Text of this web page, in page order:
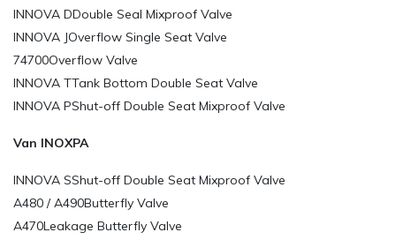
INNOVA DDouble Seal Mixproof Valve
INNOVA JOverflow Single Seat Valve
74700Overflow Valve
INNOVA TTank Bottom Double Seat Valve
INNOVA PShut-off Double Seat Mixproof Valve
Van INOXPA
INNOVA SShut-off Double Seat Mixproof Valve
A480 / A490Butterfly Valve
A470Leakage Butterfly Valve